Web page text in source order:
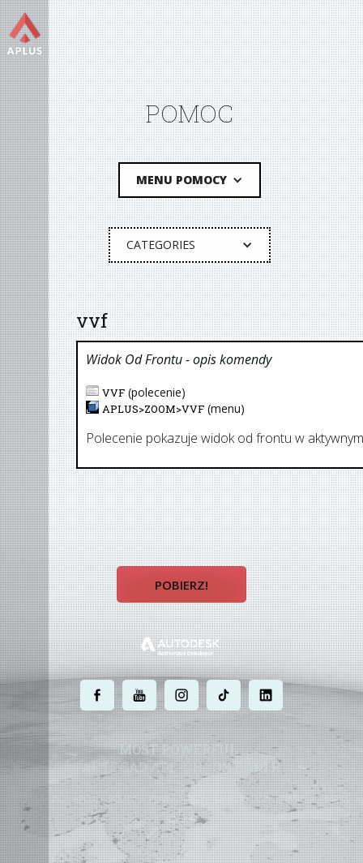
POMOC
MENU POMOCY
CATEGORIES
vvf
Widok Od Frontu- opis komendy
VVF (polecenie)
APLUS>ZOOM>VVF (menu)
Polecenie pokazuje widok od frontu w
POBIERZ!
. . . . .
MOST POWERFUL
AUTOCAD ADD-ONON EARTH
© 2004 - 2026 APLUS ·POLITYKA PRYWATNOŚCI·WARUNKI UŻYTKOWANIA·MAPA
STRONY